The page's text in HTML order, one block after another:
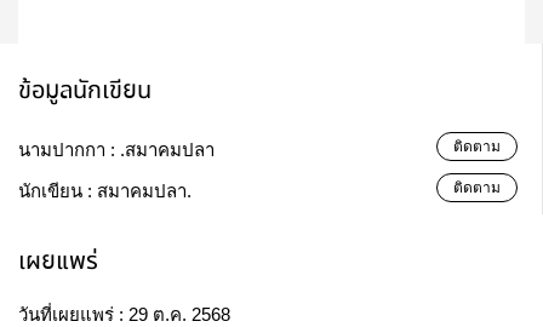
ข้อมูลนักเขียน
นามปากกา : .สมาคมปลา ติดตาม
นักเขียน : สมาคมปลา. ติดตาม
เผยแพร่
วันที่เผยแพร่ : 29 ต.ค. 2568